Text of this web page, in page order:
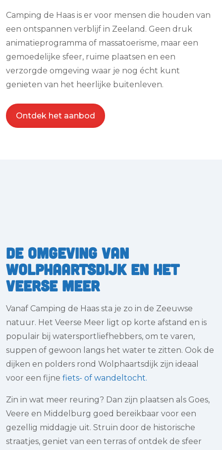
Camping de Haas is er voor mensen die houden van
een ontspannen verblijf in Zeeland. Geen druk
animatieprogramma of massatoerisme, maar een
gemoedelijke sfeer, ruime plaatsen en een
verzorgde omgeving waar je nog écht kunt
genieten van het heerlijke buitenleven.
Ontdek het aanbod
De omgeving van
Wolphaartsdijk en het
Veerse Meer
Vanaf Camping de Haas sta je zo in de Zeeuwse
natuur. Het Veerse Meer ligt op korte afstand en is
populair bij watersportliefhebbers, om te varen,
suppen of gewoon langs het water te zitten. Ook de
dijken en polders rond Wolphaartsdijk zijn ideaal
voor een fijne fiets- of wandeltocht.
Zin in wat meer reuring? Dan zijn plaatsen als Goes,
Veere en Middelburg goed bereikbaar voor een
gezellig middagje uit. Struin door de historische
straatjes, geniet van een terras of ontdek de sfeer